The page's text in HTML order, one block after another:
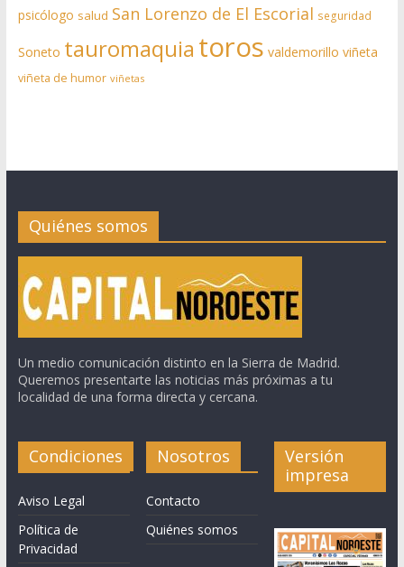
psicólogo salud San Lorenzo de El Escorial seguridad
Soneto tauromaquia toros valdemorillo viñeta
viñeta de humor viñetas
Quiénes somos
Un medio comunicación distinto en la Sierra de Madrid.
Queremos presentarte las noticias más próximas a tu
localidad de una forma directa y cercana.
Condiciones
Aviso Legal
Política de
Privacidad
Nosotros
Contacto
Quiénes somos
Versión
impresa